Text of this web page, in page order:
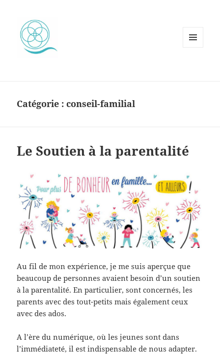
Catégorie :conseil-familial
Le Soutien à la parentalité
Au fil de mon expérience, je me suis aperçue que
beaucoup de personnes avaient besoin d’un soutien
à la parentalité. En particulier, sont concernés, les
parents avec des tout-petits mais également ceux
avec des ados.
A l’ère du numérique, où les jeunes sont dans
l’immédiateté, il est indispensable de nous adapter.